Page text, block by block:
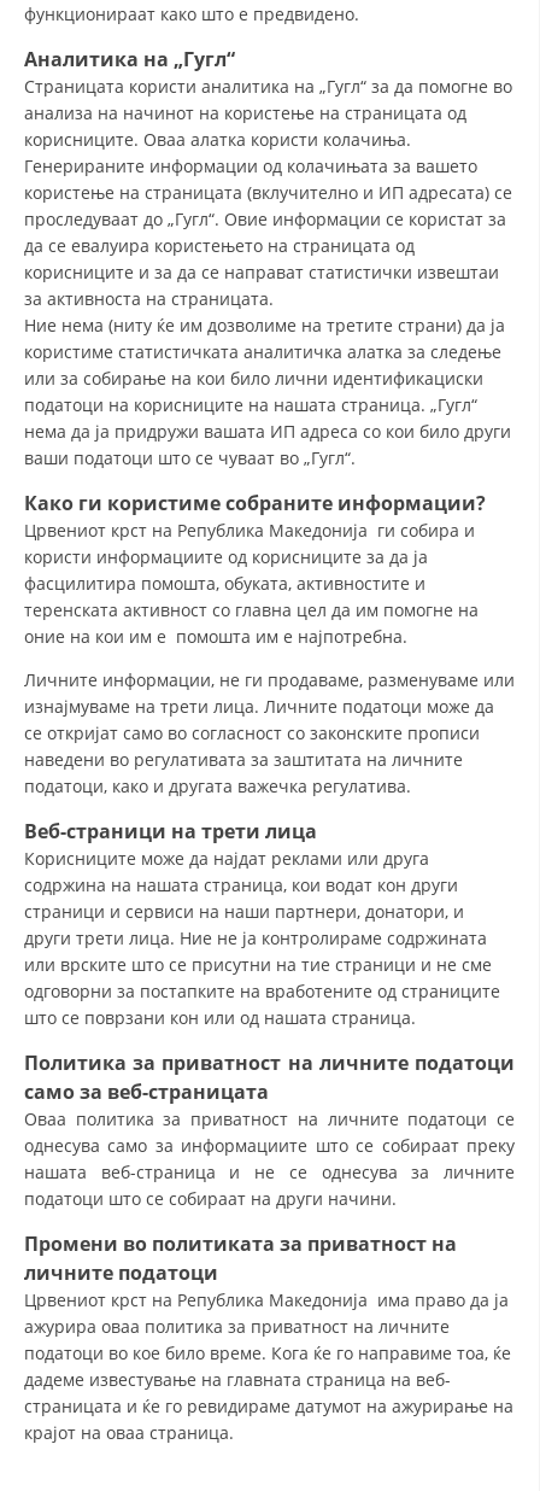
ТИМОВИ НА ООЦК
СПАСИТЕЛНА СТАНИЦА ВОДНО
ПРОЕКТИ – ПОДГОТВЕНОСТ И ДЕЈСТВУВАЊЕ ПРИ КАТАСТРОФИ
ОДНОСИ СО ЈАВНОСТ
МЕЃУНАРОДНА СОРАБОТКА
ДОГОВОРИ
ЗНАЧЕЊЕ НА СЛУЖБАТА ЗА БАРАЊЕ
ЗДРАВСТВЕНО ПРЕВЕНТИВНА ДЕЈНОСТ
КРВОДАРИТЕЛСТВО
ИНФОРМАЦИИ ЗА БОЛЕСТИ
МЕНАЏМЕНТ НА ВОЛОНТЕРИ
ПРИРАЧНИЦИ
СТРАТЕГИИ
ЕДУКАТИВНО ИНФОРМАТИВНИ МАТЕРИЈАЛИ
ПОСТЕРИ
ПРЕЗЕНТАЦИИ
функционираат како што е предвидено.
Аналитика на „Гугл“
Страницата користи аналитика на „Гугл“ за да помогне во
анализа на начинот на користење на страницата од
корисниците. Оваа алатка користи колачиња.
Генерираните информации од колачињата за вашето
користење на страницата (вклучително и ИП адресата) се
проследуваат до „Гугл“. Овие информации се користат за
да се евалуира користењето на страницата од
корисниците и за да се направат статистички извештаи
за активноста на страницата.
Ние нема (ниту ќе им дозволиме на третите страни) да ја
користиме статистичката аналитичка алатка за следење
или за собирање на кои било лични идентификациски
податоци на корисниците на нашата страница. „Гугл“
нема да ја придружи вашата ИП адреса со кои било други
ваши податоци што се чуваат во „Гугл“.
Како ги користиме собраните информации?
Црвениот крст на Република Македонија ги собира и
користи информациите од корисниците за да ја
фасцилитира помошта, обуката, активностите и
теренската активност со главна цел да им помогне на
оние на кои им е помошта им е најпотребна.
Личните информации, не ги продаваме, разменуваме или
изнајмуваме на трети лица. Личните податоци може да
се откријат само во согласност со законските прописи
наведени во регулативата за заштитата на личните
податоци, како и другата важечка регулатива.
Веб-страници на трети лица
Корисниците може да најдат реклами или друга
содржина на нашата страница, кои водат кон други
страници и сервиси на наши партнери, донатори, и
други трети лица. Ние не ја контролираме содржината
или врските што се присутни на тие страници и не сме
одговорни за постапките на вработените од страниците
што се поврзани кон или од нашата страница.
Политика за приватност на личните податоци
само за веб-страницата
Оваа политика за приватност на личните податоци се
однесува само за информациите што се собираат преку
нашата веб-страница и не се однесува за личните
податоци што се собираат на други начини.
Промени во политиката за приватност на
личните податоци
Црвениот крст на Република Македонија има право да ја
ажурира оваа политика за приватност на личните
податоци во кое било време. Кога ќе го направиме тоа, ќе
дадеме известување на главната страница на веб-
страницата и ќе го ревидираме датумот на ажурирање на
крајот на оваа страница.